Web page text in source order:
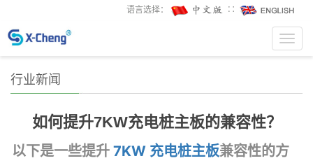
语言选择： ∷
行业新闻
如何提升7KW充电桩主板的兼容性？
以下是一些提升 7KW 充电桩主板兼容性的方